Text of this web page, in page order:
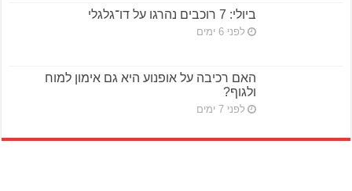
ביולי: 7 רוכבים נהרגו על דו־גלגלי
לפני 6 ימים
האם רכיבה על אופנוע היא גם אימון למוח
ולגוף?
לפני 7 ימים